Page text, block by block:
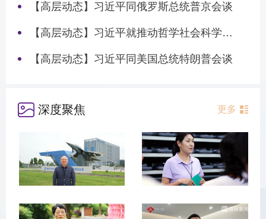
【高层动态】习近平同俄罗斯总统普京会谈
【高层动态】习近平就推动哲学社会科学高质量发展作出重要指示
【高层动态】习近平同美国总统特朗普会谈
深度聚焦 更多